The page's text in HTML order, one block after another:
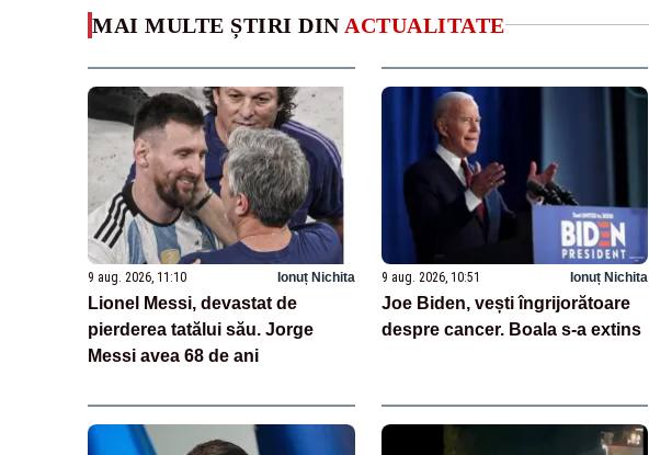
MAI MULTE ȘTIRI DIN ACTUALITATE
9 aug. 2026, 11:10 Ionuț Nichita
Lionel Messi, devastat de
pierderea tatălui său. Jorge
Messi avea 68 de ani
9 aug. 2026, 10:51 Ionuț Nichita
Joe Biden, vești îngrijorătoare
despre cancer. Boala s-a extins